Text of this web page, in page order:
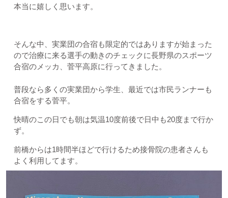
本当に嬉しく思います。
そんな中、実業団の合宿も限定的ではありますが始まった
ので治療に来る選手の動きのチェックに長野県のスポーツ
合宿のメッカ、菅平高原に行ってきました。
普段なら多くの実業団から学生、最近では市民ランナーも
合宿をする菅平。
快晴のこの日でも朝は気温10度前後で日中も20度まで行か
ず。
前橋からは1時間半ほどで行けるため接骨院の患者さんも
よく利用してます。